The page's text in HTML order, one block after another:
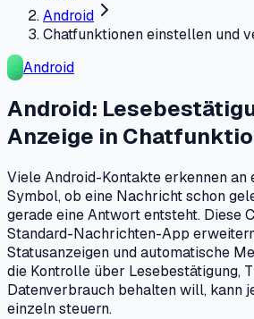
Android
Chatfunktionen einstellen und
Android
Android:
Anzeige in
Viele Android-Kontakte erkennen an
Symbol, ob eine Nachricht schon
gerade eine Antwort entsteht. Diese
Standard-Nachrichten-App
Statusanzeigen und automatische
die Kontrolle über Lesebestätigung,
Datenverbrauch behalten will, kann
einzeln steuern.